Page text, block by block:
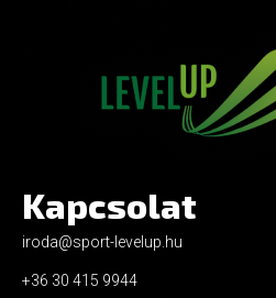
Kapcsolat
iroda@sport-levelup.hu
+36 30 415 9944